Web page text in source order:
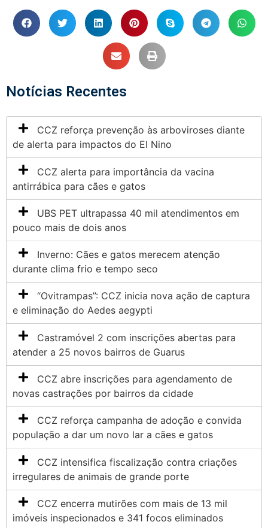
Notícias Recentes
CCZ reforça prevenção às arboviroses diante
de alerta para impactos do El Nino
CCZ alerta para importância da vacina
antirrábica para cães e gatos
UBS PET ultrapassa 40 mil atendimentos em
pouco mais de dois anos
Inverno: Cães e gatos merecem atenção
durante clima frio e tempo seco
“Ovitrampas”: CCZ inicia nova ação de captura
e eliminação do Aedes aegypti
Castramóvel 2 com inscrições abertas para
atender a 25 novos bairros de Guarus
CCZ abre inscrições para agendamento de
novas castrações por bairros da cidade
CCZ reforça campanha de adoção e convida
população a dar um novo lar a cães e gatos
CCZ intensifica fiscalização contra criações
irregulares de animais de grande porte
CCZ encerra mutirões com mais de 13 mil
imóveis inspecionados e 341 focos eliminados